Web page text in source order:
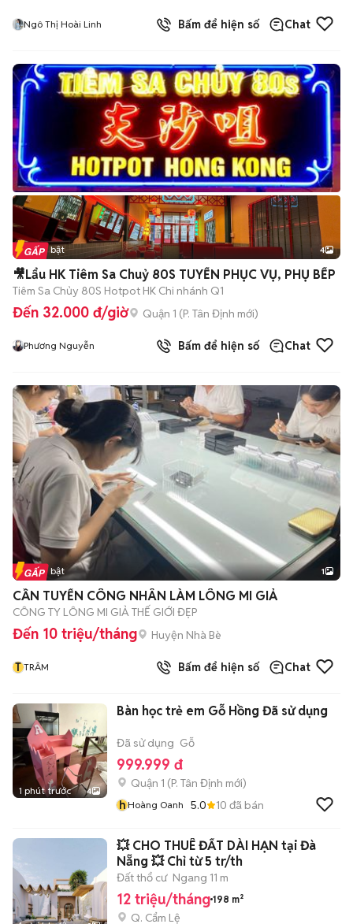
Ngô Thị Hoài Linh Bấm để hiện số Chat
Tin nổi bật 4
🎥Lẩu HK Tiêm Sa Chuỷ 80S TUYỂN PHỤC VỤ, PHỤ BẾP
Tiêm Sa Chủy 80S Hotpot HK Chi nhánh Q1
Đến 32.000 đ/giờ Quận 1 (P. Tân Định mới)
Phương Nguyễn Bấm để hiện số Chat
Tin nổi bật 1
CẦN TUYỂN CÔNG NHÂN LÀM LÔNG MI GIẢ
CÔNG TY LÔNG MI GIẢ THẾ GIỚI ĐẸP
Đến 10 triệu/tháng Huyện Nhà Bè
T TRÂM Bấm để hiện số Chat
1 phút trước 4
Bàn học trẻ em Gỗ Hồng Đã sử dụng
Đã sử dụng Gỗ
999.999 đ
Quận 1 (P. Tân Định mới)
hHoàng Oanh 5.0 10 đã bán
💥 CHO THUÊ ĐẤT DÀI HẠN tại Đà
Nẵng 💥 Chỉ từ 5 tr/th
Đất thổ cư Ngang 11 m
12 triệu/tháng 198 m²
Q. Cẩm Lệ